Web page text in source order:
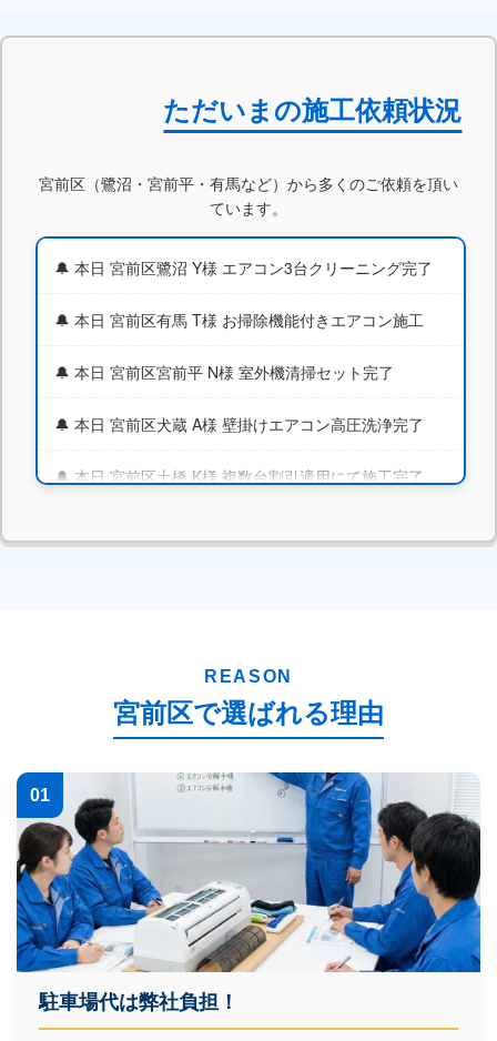
ただいまの施工依頼状況
宮前区（鷺沼・宮前平・有馬など）から多くのご依頼を頂い
ています。
8/7 横浜市 水回り3点パック 32,000円 ご予約入りました
8/8 さいたま市 水回り3点パック 12,800円
ご予約入りました
REASON
宮前区で選ばれる理由
01
駐車場代は弊社負担！